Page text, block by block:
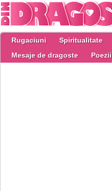
Rugaciuni Spiritualitate
Mesaje de dragoste
Poezii